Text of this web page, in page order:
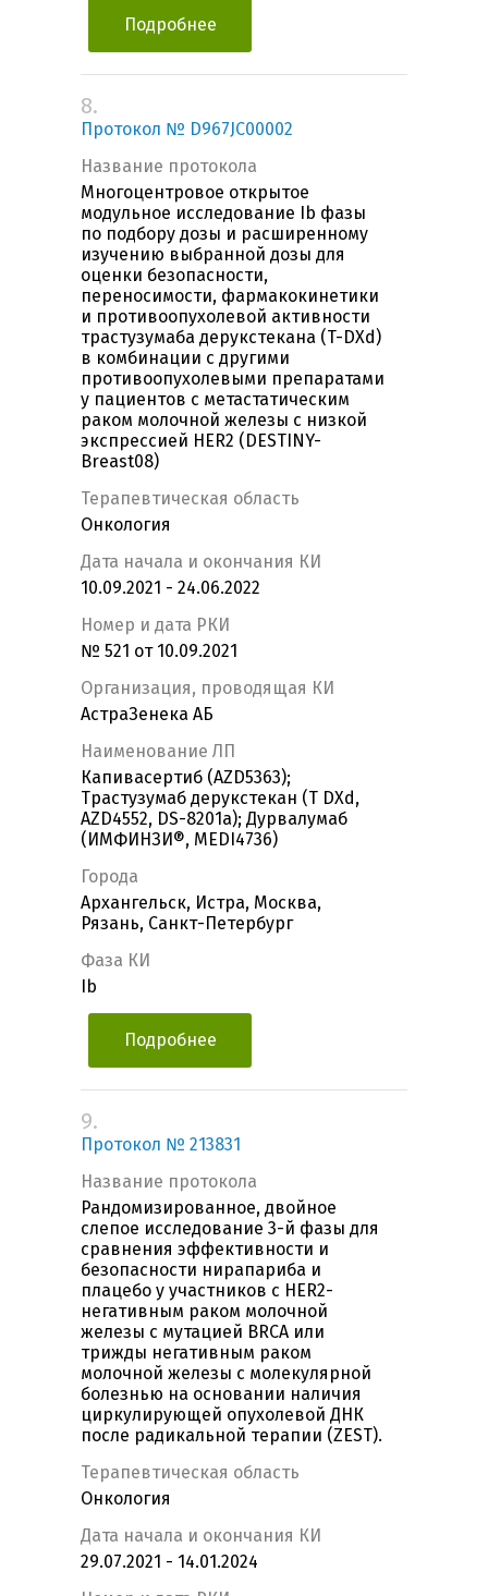
Подробнее
8.
Протокол № D967JC00002
Название протокола
Многоцентровое открытое
модульное исследование Ib фазы
по подбору дозы и расширенному
изучению выбранной дозы для
оценки безопасности,
переносимости, фармакокинетики
и противоопухолевой активности
трастузумаба дерукстекана (T-DXd)
в комбинации с другими
противоопухолевыми препаратами
у пациентов с метастатическим
раком молочной железы с низкой
экспрессией HER2 (DESTINY-
Breast08)
Терапевтическая область
Онкология
Дата начала и окончания КИ
10.09.2021 - 24.06.2022
Номер и дата РКИ
№ 521 от 10.09.2021
Организация, проводящая КИ
АстраЗенека АБ
Наименование ЛП
Капивасертиб (AZD5363);
Трастузумаб дерукстекан (T DXd,
AZD4552, DS-8201a); Дурвалумаб
(ИМФИНЗИ®, MEDI4736)
Города
Архангельск, Истра, Москва,
Рязань, Санкт-Петербург
Фаза КИ
Ib
Подробнее
9.
Протокол № 213831
Название протокола
Рандомизированное, двойное
слепое исследование 3-й фазы для
сравнения эффективности и
безопасности нирапариба и
плацебо у участников с HER2-
негативным раком молочной
железы с мутацией BRCA или
трижды негативным раком
молочной железы с молекулярной
болезнью на основании наличия
циркулирующей опухолевой ДНК
после радикальной терапии (ZEST).
Терапевтическая область
Онкология
Дата начала и окончания КИ
29.07.2021 - 14.01.2024